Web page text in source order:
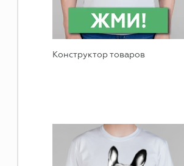
Конструктор товаров